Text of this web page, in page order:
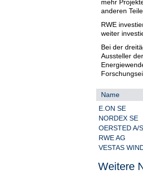
mehr
anderen
RWE
weiter
Bei der
Aussteller
Name
E.ON SE
NORDEX SE
OERSTED A/S
RWE AG
VESTAS
Weitere